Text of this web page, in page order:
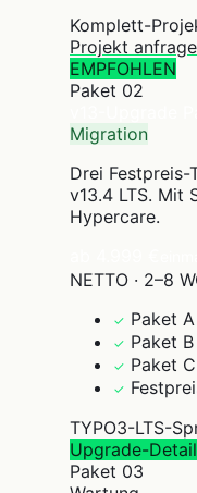
Komplett-
Projekt
EMPFOHLEN
Paket 02
Migration
Drei
v13.4 LTS. Mit
Hypercare.
NETTO · 2–8
✓ Paket
✓ Paket
✓ Paket
✓
TYPO3-LTS-
Upgrade-
Paket 03